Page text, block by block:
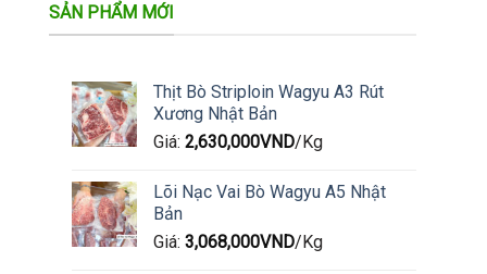
SẢN PHẨM MỚI
Thịt Bò Striploin Wagyu A3 Rút
Xương Nhật Bản
Giá: 2,630,000VND/Kg
Lõi Nạc Vai Bò Wagyu A5 Nhật
Bản
Giá: 3,068,000VND/Kg